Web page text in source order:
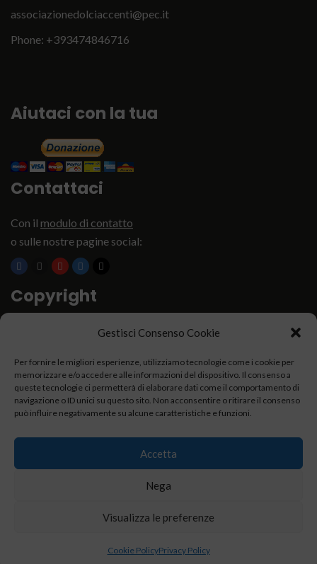
Gestisci Consenso Cookie
Per fornire le migliori esperienze, utilizziamo tecnologie come i cookie per
memorizzare e/o accedere alle informazioni del dispositivo. Il consenso a
queste tecnologie ci permetterà di elaborare dati come il comportamento di
navigazione o ID unici su questo sito. Non acconsentire o ritirare il consenso
può influire negativamente su alcune caratteristiche e funzioni.
Accetta
Nega
Visualizza le preferenze
Cookie PolicyPrivacy Policy
associazionedolciaccenti@pec.it
Phone: +393474846716
Aiutaci con la tua
Contattaci
Con il modulo di contatto
o sulle nostre pagine social:
Copyright
Associazione Dolci Accenti © 2016. All Rights Reserved.
----------
Italiano
Privacy Policy
inquiniamo.